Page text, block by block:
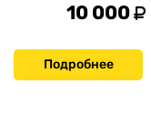
10 000
Подробнее